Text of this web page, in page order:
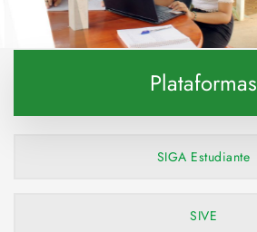
Explora esta carrera
Plataformas
SIGA Estudiante
SIVE